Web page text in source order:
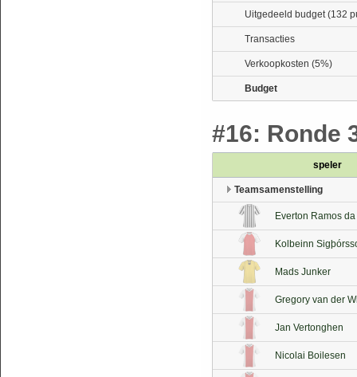
Uitgedeeld budget (132
Transacties
Verkoopkosten (5%)
Budget
#16: Ronde
speler
Teamsamenstelling
Everton Ramos
Kolbeinn
Mads Junker
Gregory van der
Jan Vertonghen
Nicolai Boilesen